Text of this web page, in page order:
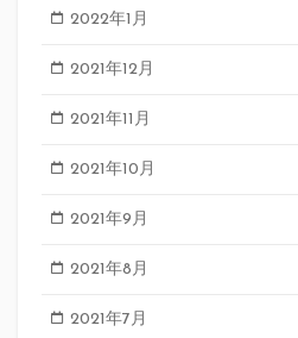
2022年1月
2021年12月
2021年11月
2021年10月
2021年9月
2021年8月
2021年7月